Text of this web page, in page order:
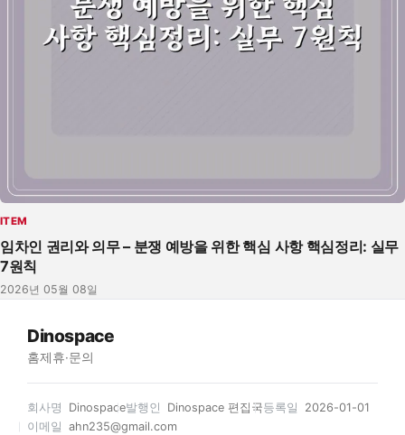
ITEM
임차인 권리와 의무 – 분쟁 예방을 위한 핵심 사항 핵심정리: 실무
7원칙
2026년 05월 08일
Dinospace
홈제휴·문의
회사명 Dinospace발행인 Dinospace 편집국등록일
2026-01-01
이메일 ahn235@gmail.com